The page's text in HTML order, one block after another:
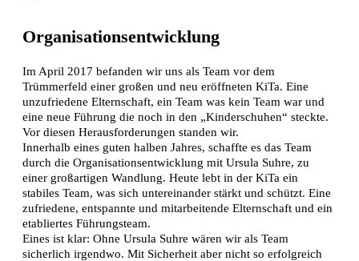
Organisationsentwicklung
Im April 2017 befanden wir uns als Team vor dem
Trümmerfeld einer großen und neu eröffneten KiTa. Eine
unzufriedene Elternschaft, ein Team was kein Team war und
eine neue Führung die noch in den „Kinderschuhen“ steckte.
Vor diesen Herausforderungen standen wir.
Innerhalb eines guten halben Jahres, schaffte es das Team
durch die Organisationsentwicklung mit Ursula Suhre, zu
einer großartigen Wandlung. Heute lebt in der KiTa ein
stabiles Team, was sich untereinander stärkt und schützt. Eine
zufriedene, entspannte und mitarbeitende Elternschaft und ein
etabliertes Führungsteam.
Eines ist klar: Ohne Ursula Suhre wären wir als Team
sicherlich irgendwo. Mit Sicherheit aber nicht so erfolgreich